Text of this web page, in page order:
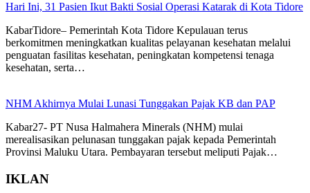
Hari Ini, 31 Pasien Ikut Bakti Sosial Operasi Katarak di Kota Tidore
KabarTidore– Pemerintah Kota Tidore Kepulauan terus
berkomitmen meningkatkan kualitas pelayanan kesehatan melalui
penguatan fasilitas kesehatan, peningkatan kompetensi tenaga
kesehatan, serta…
NHM Akhirnya Mulai Lunasi Tunggakan Pajak KB dan PAP
Kabar27- PT Nusa Halmahera Minerals (NHM) mulai
merealisasikan pelunasan tunggakan pajak kepada Pemerintah
Provinsi Maluku Utara. Pembayaran tersebut meliputi Pajak…
IKLAN